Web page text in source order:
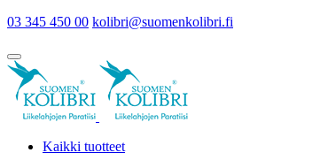
03 345 450 00 kolibri@suomenkolibri.fi
Kaikki tuotteet